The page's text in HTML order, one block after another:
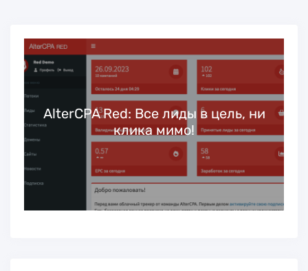
AlterCPA Red: Все лиды в цель, ни
клика мимо!